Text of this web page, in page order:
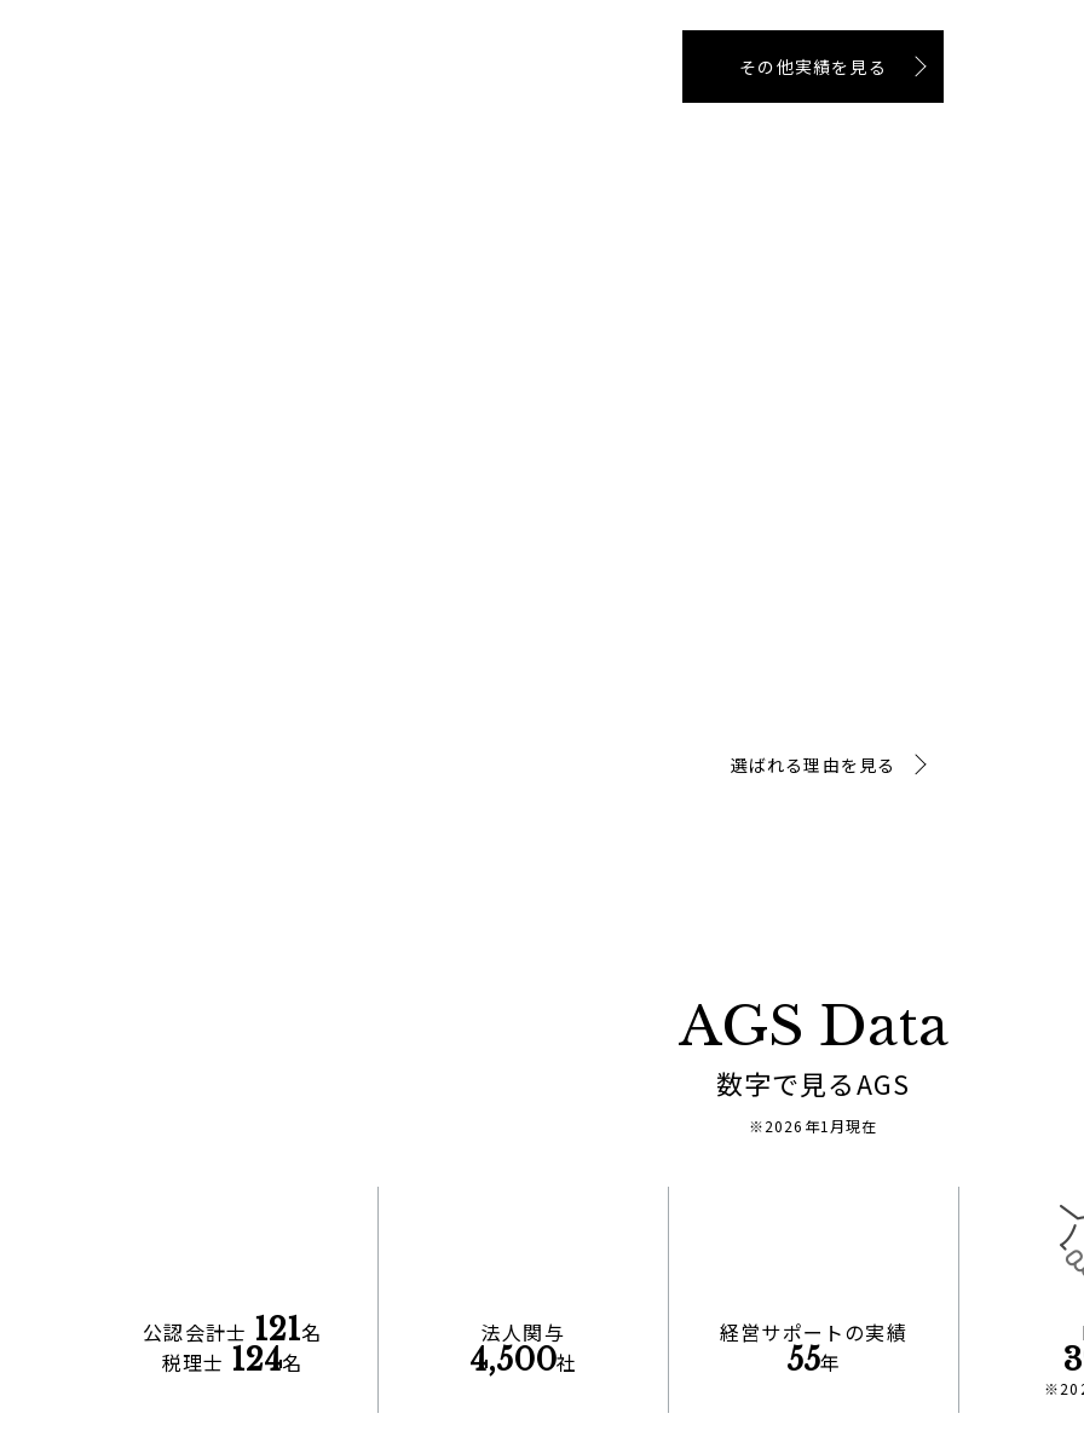
その他実績を見る
選ばれる理由を見る
AGS Data
数字で見るAGS
※2026年1月現在
公認会計士 121名
税理士 124名
法人関与
4,500社
経営サポートの実績
55年